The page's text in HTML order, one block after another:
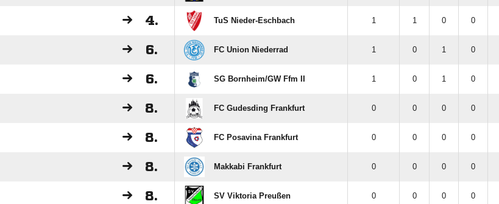
4. TuS Nieder-Eschbach 1 1 0 0
6. FC Union Niederrad 1 0 1 0
6. SG Bornheim/​GW Ffm II 1 0 1 0
8. FC Gudesding Frankfurt 0 0 0 0
8. FC Posavina Frankfurt 0 0 0 0
8. Makkabi Frankfurt 0 0 0 0
8. SV Viktoria Preußen 0 0 0 0